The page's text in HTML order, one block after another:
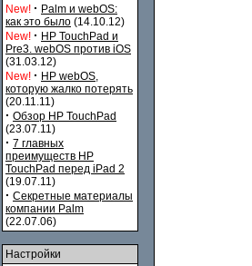
New! · Palm и webOS:
как это было (14.10.12)
New! · HP TouchPad и
Pre3. webOS против iOS
(31.03.12)
New! · HP webOS,
которую жалко потерять
(20.11.11)
· Обзор HP TouchPad
(23.07.11)
· 7 главных
преимуществ HP
TouchPad перед iPad 2
(19.07.11)
· Секретные материалы
компании Palm
(22.07.06)
Настройки